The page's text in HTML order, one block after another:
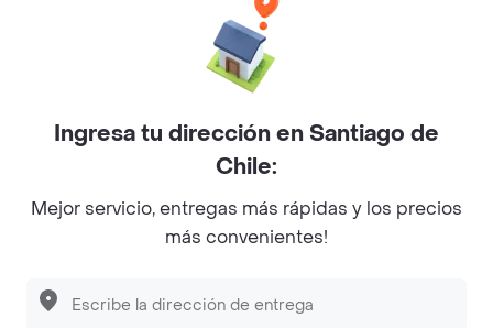
Descubre las PROMOCIONES que tenemos
Pide tu comida favorita cerca de ti
Categorías
Ingresa tu dirección en Santiago de
Chile:
Mejor servicio, entregas más rápidas y los precios
más convenientes!